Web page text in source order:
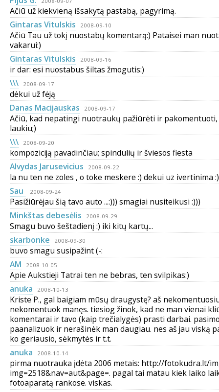
Ačiū už kiekvieną išsakytą pastabą, pagyrimą.
Gintaras Vitulskis
2008-09-10
Ačiū Tau už tokį nuostabų komentarą:) Pataisei man
vakarui:)
Gintaras Vitulskis
2008-09-16
ir dar: esi nuostabus šiltas žmogutis:)
\\\
2008-09-17
dėkui už fėją
Danas Macijauskas
2008-09-17
Ačiū, kad nepatingi nuotraukų pažiūrėti ir pakomentuoti,
laukiu;)
\\\
2008-09-20
kompoziciją pavadinčiau; spindulių ir šviesos fiesta
Alvydas Jarusevicius
2008-09-22
la nu ten ne zoles , o toke meskere :) dekui uz ivertinima :)
Sau
2008-09-24
Pasižiūrėjau šią tavo auto ...:))) smagiai nusiteikusi :)))
Minkštas debesėlis
2008-09-29
Smagu buvo šeštadienį :) iki kitų kartų...
skarbonke
2008-09-30
buvo smagu susipažint (-:
AM
2008-10-05
Apie Aukstieji Tatrai ten ne bebras, ten svilpikas:)
anuka
2008-10-13
Kriste P., gal baigiam mūsų draugystę? aš
nekomentuok manęs. tiesiog žinok, kad ne man vienai
komentarai ir tavo (kaip trečialygės) prasti darbai.
paanalizuok ir nerašinėk man daugiau. nes aš jau viską
ko geriausio, sėkmytės ir t.t.
anuka
2008-10-14
pirma nuotrauka įdėta 2006 metais: http://fotokudra.lt/
img=2518&nav=aut&page=. pagal tai matau kiek laiko
fotoaparatą rankose. viskas.